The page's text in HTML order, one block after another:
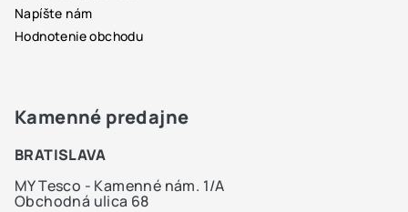
Napíšte nám
Hodnotenie obchodu
Kamenné predajne
BRATISLAVA
MY Tesco - Kamenné nám. 1/A
Obchodná ulica 68